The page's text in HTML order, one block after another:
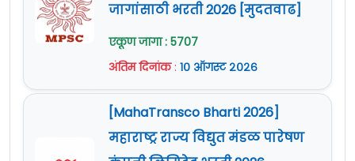
जागांसाठी भरती 2026 [मुदतवाढ]
एकूण जागा : 5707
अंतिम दिनांक: १० ऑगस्ट २०२६
[MahaTransco Bharti 2026]
महाराष्ट्र राज्य विद्युत मंडळ पारेषण